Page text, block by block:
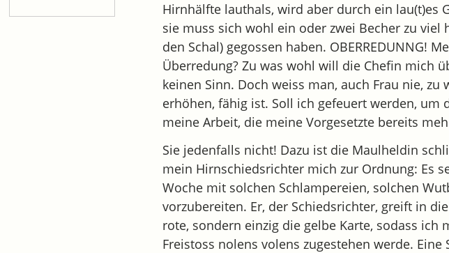
Hirnhälfte lauthals, wird aber durch ein lau(t)es
sie muss sich wohl ein oder zwei Becher zu
den Schal) gegossen haben. OBERREDUNNG!
Überredung? Zu was wohl will die Chefin mich
keinen Sinn. Doch weiss man, auch Frau nie,
erhöhen, fähig ist. Soll ich gefeuert werden, um
meine Arbeit, die meine Vorgesetzte bereits
Sie jedenfalls nicht! Dazu ist die Maulheldin
mein Hirnschiedsrichter mich zur Ordnung: Es
Woche mit solchen Schlampereien, solchen
vorzubereiten. Er, der Schiedsrichter, greift in
rote, sondern einzig die gelbe Karte, sodass
Freistoss nolens volens zugestehen werde.